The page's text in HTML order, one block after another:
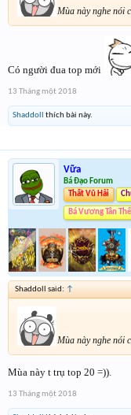
Mùa này nghe nói
Có người đua top mới
13 Tháng một 2018
Shaddoll thích bài này.
Vữa
Bá Đạo Forum
Thất Vũ Hải
Bá Vương Tân
Shaddoll said: ↑
Mùa này nghe nói
Mùa này t trụ top 20 =)).
13 Tháng một 2018